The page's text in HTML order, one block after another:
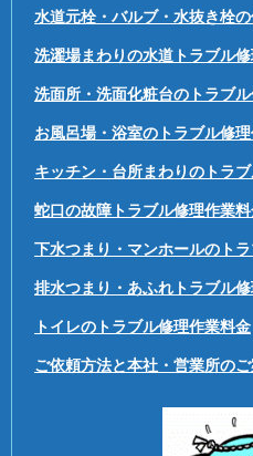
水道元栓・バルブ・水抜き栓
洗濯場まわりの水道トラブル
洗面所・洗面化粧台のトラブ
お風呂場・浴室のトラブル修
キッチン・台所まわりのトラ
蛇口の故障トラブル修理作業
下水つまり・マンホールのト
排水つまり・あふれトラブル
トイレのトラブル修理作業料金
ご依頼方法と本社・営業所の